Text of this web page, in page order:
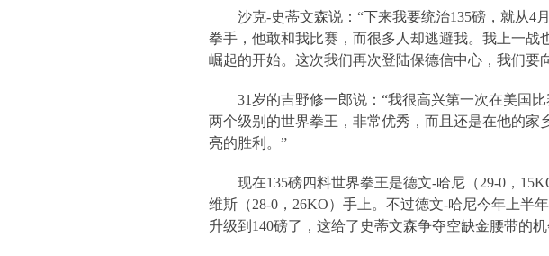
沙克-史蒂文森说：“下来我要统治135磅，就从4月
拳手，他敢和我比赛，而很多人却逃避我。我上一
崛起的开始。这次我们再次登陆保德信中心，我们要
31岁的吉野修一郎说：“我很高兴第一次在美国
两个级别的世界拳王，非常优秀，而且还是在他的
亮的胜利。”
现在135磅四料世界拳王是德文-哈尼（29-0 ，
维斯（28-0 ， 26KO）手上。不过德文-哈尼今年上半
升级到 140磅了，这给了史蒂文森争夺空缺金腰带的机